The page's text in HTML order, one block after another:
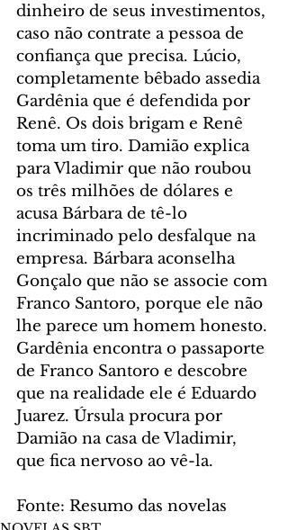
dinheiro de seus investimentos,
caso não contrate a pessoa de
confiança que precisa. Lúcio,
completamente bêbado assedia
Gardênia que é defendida por
Renê. Os dois brigam e Renê
toma um tiro. Damião explica
para Vladimir que não roubou
os três milhões de dólares e
acusa Bárbara de tê-lo
incriminado pelo desfalque na
empresa. Bárbara aconselha
Gonçalo que não se associe com
Franco Santoro, porque ele não
lhe parece um homem honesto.
Gardênia encontra o passaporte
de Franco Santoro e descobre
que na realidade ele é Eduardo
Juarez. Úrsula procura por
Damião na casa de Vladimir,
que fica nervoso ao vê-la.
Fonte: Resumo das novelas